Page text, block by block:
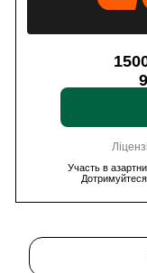
Участь в
Дотримуйтеся